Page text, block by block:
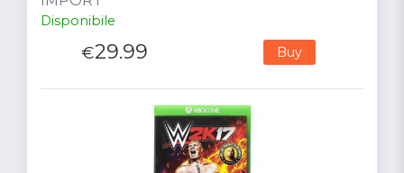
Disponibile
€29.99 Buy